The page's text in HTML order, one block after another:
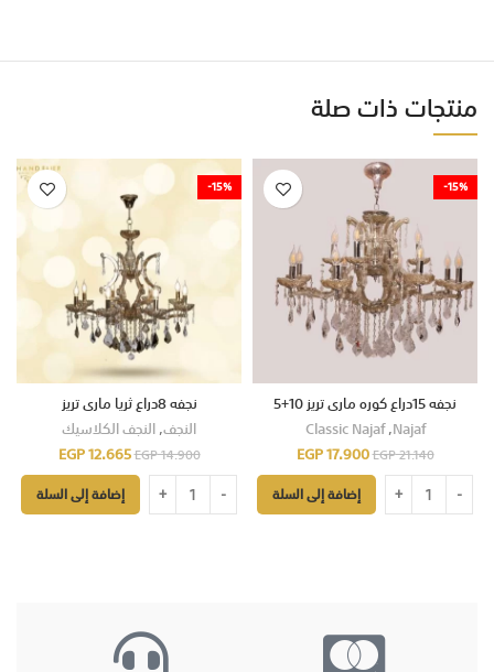
منتجات ذات صلة
-15%
نجفه 15دراع كوره مارى تريز 10+5
Najaf
,
Classic Najaf
EGP21.140
EGP17.900
إضافة إلى السلة
-15%
نجفه 8دراع ثريا مارى تريز
النجف,النجف الكلاسيك
EGP14.900
EGP12.665
إضافة إلى السلة